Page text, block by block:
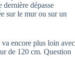
dépasse
sur le mur ou sur un
encore plus loin avec
de 120 cm. Question